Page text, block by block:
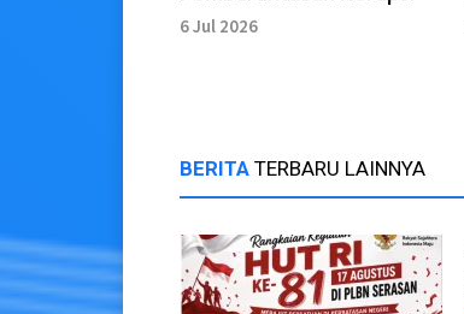
6 Jul 2026
BERITA TERBARU LAINNYA